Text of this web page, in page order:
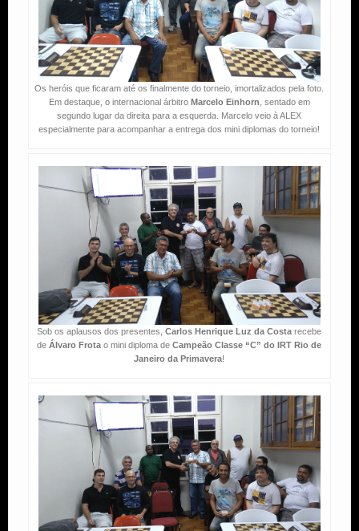
Os heróis que ficaram até os finalmente do torneio, imortalizados pela foto.
Em destaque, o internacional árbitro Marcelo Einhorn , sentado em
segundo lugar da direita para a esquerda. Marcelo veio à ALEX
especialmente para acompanhar a entrega dos mini diplomas do torneio!
Sob os aplausos dos presentes, Carlos Henrique Luz da Costa recebe
deÁlvaro Frota o mini diploma deCampeão Classe “C” do IRT Rio de
Janeiro da Primavera!